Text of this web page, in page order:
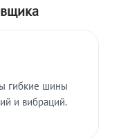
гибкие шины
и вибраций.